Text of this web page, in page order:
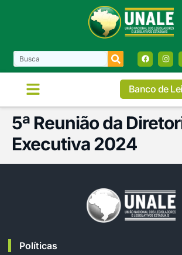
Banco de
5ª Reunião da
Executiva 2024
Políticas